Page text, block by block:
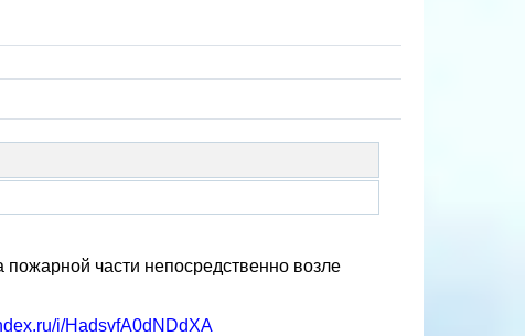
части непосредственно возле
i/HadsvfA0dNDdXA